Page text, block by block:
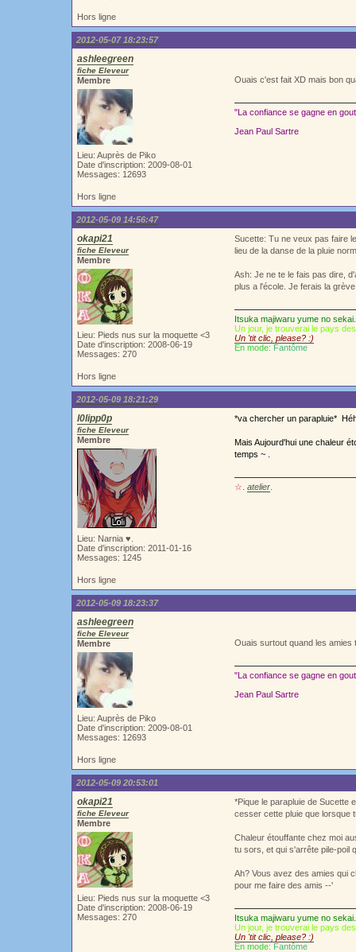
Hors ligne
2012-05-07 18:23:57
ashleegreen
fiche Eleveur
Membre
Lieu: Auprès de Piko
Date d'inscription: 2009-08-01
Messages: 12693
Ouais c'est fait XD mais bon
"La confiance se gagne en
Jean Paul Sartre
Hors ligne
2012-05-09 14:56:47
okapi21
fiche Eleveur
Membre
Lieu: Pieds nus sur la moquette <3
Date d'inscription: 2008-06-19
Messages: 270
Sucette: Tu ne veux pas faire
lieu de la danse de la pluie
Ash: Je ne te le fais pas dire,
plus a l'école. Je ferais la
Itsuka majiwaru yume no
Un jour, je trouverai le pays
Un 'tit clic, please? :)
En mode: Fantôme
Hors ligne
2012-05-09 18:21:29
l0lipp0p
fiche Eleveur
Membre
Lieu: Narnia ♥.
Date d'inscription: 2011-01-16
Messages: 1245
*va chercher un parapluie*
Mais Aujourd'hui une chaleur
temps ~ .
☆. atelier
Hors ligne
2012-05-09 18:23:37
ashleegreen
fiche Eleveur
Membre
Lieu: Auprès de Piko
Date d'inscription: 2009-08-01
Messages: 12693
Ouais surtout quand les amies
"La confiance se gagne en
Jean Paul Sartre
Hors ligne
2012-05-09 20:53:01
okapi21
fiche Eleveur
Membre
Lieu: Pieds nus sur la moquette <3
Date d'inscription: 2008-06-19
Messages: 270
*Pique le parapluie de Sucette
cesser cette pluie que lorsque
Chaleur étouffante chez moi
tu sors, et qui s'arrête pile-poil
Ah? Vous avez des amies qui
pour me faire des amis --'
Itsuka majiwaru yume no
Un jour, je trouverai le pays
Un 'tit clic, please? :)
En mode: Fantôme